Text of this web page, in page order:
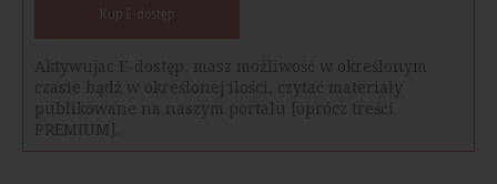
Kup E-dostęp
Aktywujac E-dostęp, masz możliwość w określonym
czasie bądź w określonej ilości, czytać materiały
publikowane na naszym portalu [oprócz treści
PREMIUM].